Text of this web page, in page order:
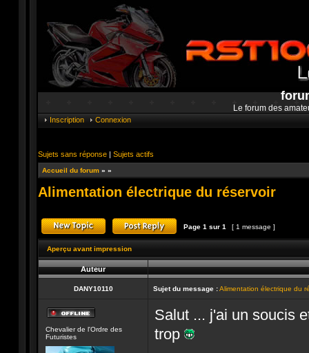
Le forum des
Inscription Connexion
Sujets sans réponse | Sujets actifs
Accueil du forum » »
Alimentation électrique du réservoir
Publier un nouveau sujetRépondre au sujet
Page 1 sur 1 [ 1 message ]
Aperçu avant impression
Auteur
DANY10110 Sujet du message :Alimentation électrique du
ligne
Chevalier de l'Ordre des
Futuristes
Salut ... j'ai un soucis
trop